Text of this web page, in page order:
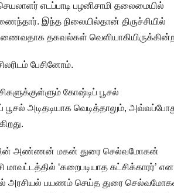
எடப்பாடி பழனிசாமி தலைமையில்
இந்த நிலையில்தான் திருச்சியில்
இணைவதாக தகவல்கள்
பேசினோம்.
கோஷ்டிப் பூசல்
பூசல் அடிதடியாக வெடித்தாலும்,
அண்ணன் மகன் துரை செல்வமோகன்
‘கறைபடியாத கட்சிக்காரர்’ என
அரசியல் பயணம் செய்த துரை